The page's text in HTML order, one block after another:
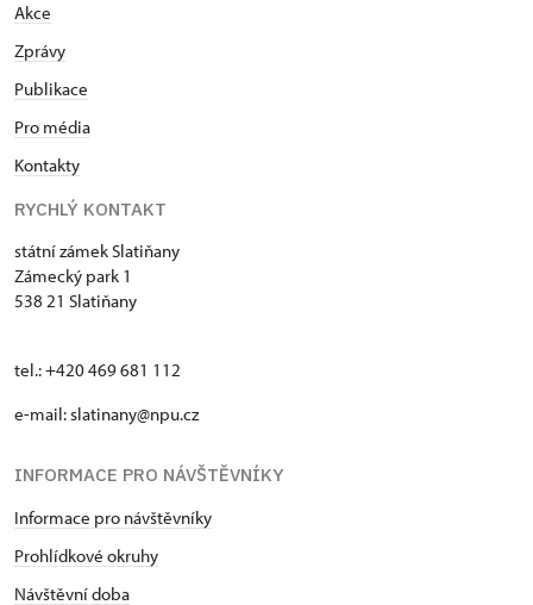
Akce
Zprávy
Publikace
Pro média
Kontakty
RYCHLÝ KONTAKT
státní zámek Slatiňany
Zámecký park 1
538 21 Slatiňany
tel.: +420 469 681 112
e-mail: slatinany@npu.cz
INFORMACE PRO NÁVŠTĚVNÍKY
Informace pro návštěvníky
Prohlídkové okruhy
Návštěvní doba